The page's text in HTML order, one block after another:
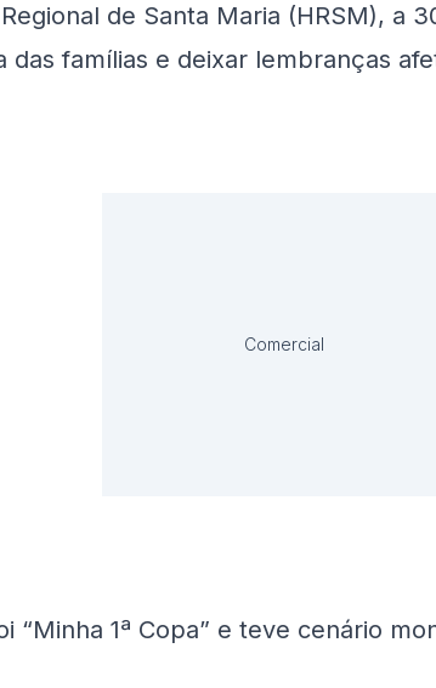
de Santa Maria (HRSM), a
das famílias e deixar lembranças
Comercial
“Minha 1ª Copa” e teve cenário